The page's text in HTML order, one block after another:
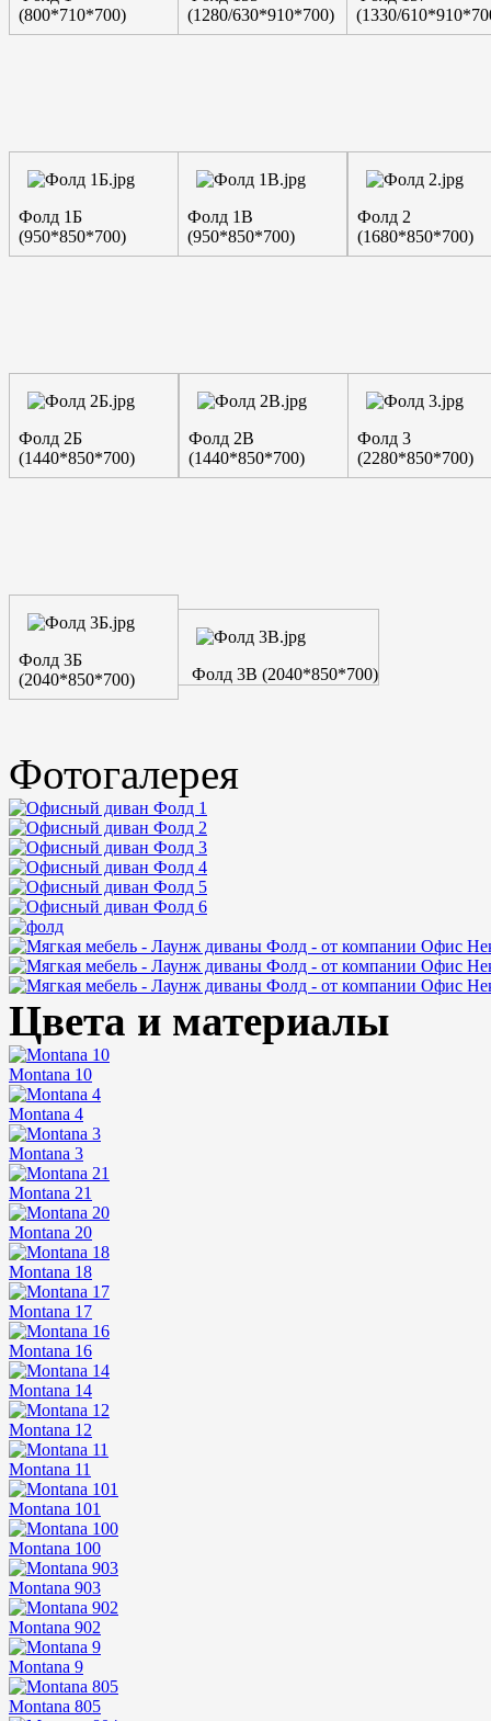
(800*710*700)
(1280/630*910*700)
(1330/
Фолд 1Б
(950*850*700)
Фолд 1В
(950*850*700)
Фолд 2
(1680*850*700)
Фолд 2Б
(1440*850*700)
Фолд 2В
(1440*850*700)
Фолд 3
(2280*850*700)
Фолд 3Б
(2040*850*700)
Фолд 3В (2040*850*700)
Фотогалерея
Цвета и материалы
Montana 10
Montana 4
Montana 3
Montana 21
Montana 20
Montana 18
Montana 17
Montana 16
Montana 14
Montana 12
Montana 11
Montana 101
Montana 100
Montana 903
Montana 902
Montana 9
Montana 805